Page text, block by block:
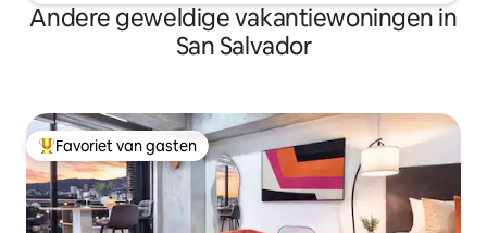
Andere geweldige vakantiewoningen in
San Salvador
Topfavoriet van gasten
Favoriet van gasten